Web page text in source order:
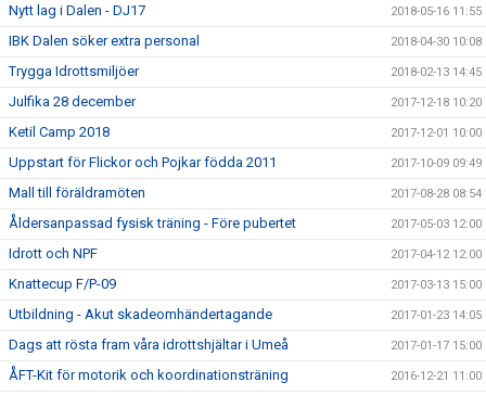
Nytt lag i Dalen - DJ17 2018-05-16 11:55
IBK Dalen söker extra personal 2018-04-30 10:08
Trygga Idrottsmiljöer 2018-02-13 14:45
Julfika 28 december 2017-12-18 10:20
Ketil Camp 2018 2017-12-01 10:00
Uppstart för Flickor och Pojkar födda 2011 2017-10-09 09:49
Mall till föräldramöten 2017-08-28 08:54
Åldersanpassad fysisk träning - Före pubertet 2017-05-03 12:00
Idrott och NPF 2017-04-12 12:00
Knattecup F/P-09 2017-03-13 15:00
Utbildning - Akut skadeomhändertagande 2017-01-23 14:05
Dags att rösta fram våra idrottshjältar i Umeå 2017-01-17 15:00
ÅFT-Kit för motorik och koordinationsträning 2016-12-21 11:00